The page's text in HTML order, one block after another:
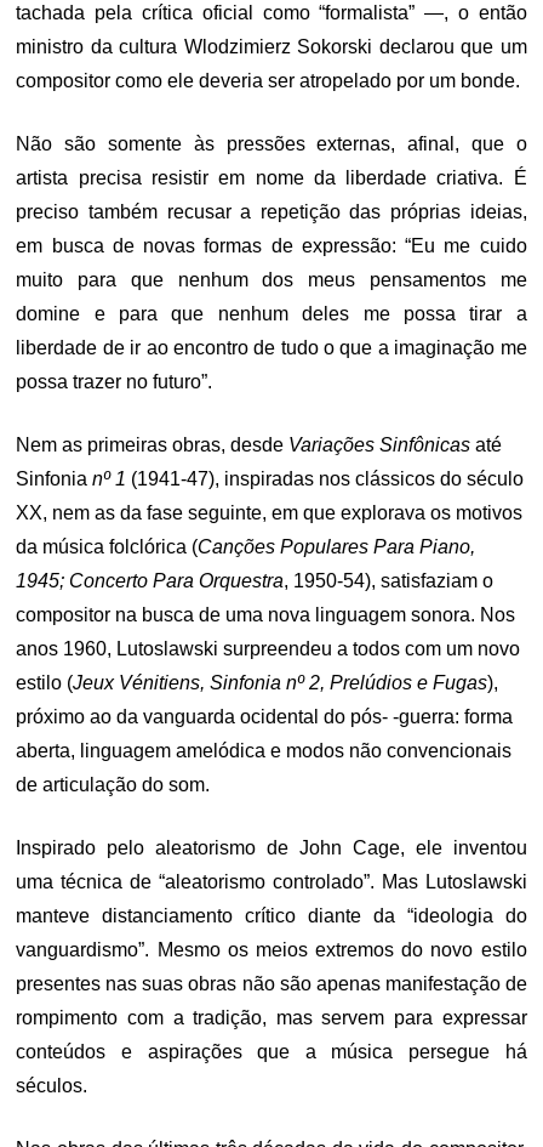
tachada pela crítica oficial como “formalista” —, o então
ministro da cultura Wlodzimierz Sokorski declarou que um
compositor como ele deveria ser atropelado por um bonde.
Não são somente às pressões externas, afinal, que o
artista precisa resistir em nome da liberdade criativa. É
preciso também recusar a repetição das próprias ideias,
em busca de novas formas de expressão: “Eu me cuido
muito para que nenhum dos meus pensamentos me
domine e para que nenhum deles me possa tirar a
liberdade de ir ao encontro de tudo o que a imaginação me
possa trazer no futuro”.
Nem as primeiras obras, desde Variações Sinfônicas até
Sinfonianº 1 (1941-47), inspiradas nos clássicos do século
XX, nem as da fase seguinte, em que explorava os motivos
da música folclórica (Canções Populares Para Piano,
1945; Concerto Para Orquestra, 1950-54), satisfaziam o
compositor na busca de uma nova linguagem sonora. Nos
anos 1960, Lutoslawski surpreendeu a todos com um novo
estilo (Jeux Vénitiens, Sinfonia nº 2, Prelúdios e Fugas),
próximo ao da vanguarda ocidental do pós- -guerra: forma
aberta, linguagem amelódica e modos não convencionais
de articulação do som.
Inspirado pelo aleatorismo de John Cage, ele inventou
uma técnica de “aleatorismo controlado”. Mas Lutoslawski
manteve distanciamento crítico diante da “ideologia do
vanguardismo”. Mesmo os meios extremos do novo estilo
presentes nas suas obras não são apenas manifestação de
rompimento com a tradição, mas servem para expressar
conteúdos e aspirações que a música persegue há
séculos.